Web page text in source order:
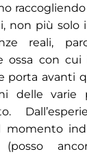
non più solo
reali,
ossa con cui
porta avanti
delle varie
momento